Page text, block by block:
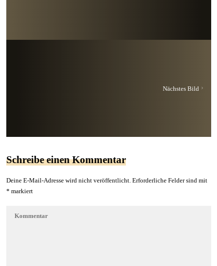
Nächstes Bild
Schreibe einen Kommentar
Deine E-Mail-Adresse wird nicht veröffentlicht. Erforderliche Felder sind mit
* markiert